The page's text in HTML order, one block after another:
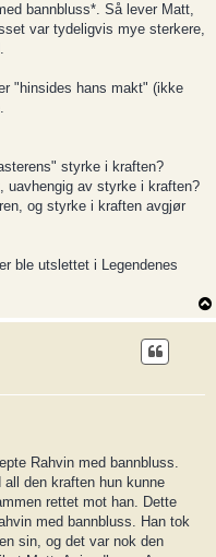
bannbluss*. Så lever Matt,
var tydeligvis mye sterkere,
"hinsides hans makt" (ikke
styrke i kraften?
uavhengig av styrke i kraften?
og styrke i kraften avgjør
ble utslettet i Legendenes
Rahvin med bannbluss.
den kraften hun kunne
rettet mot han. Dette
med bannbluss. Han tok
sin, og det var nok den